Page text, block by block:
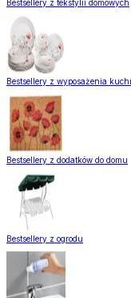
Bestsellery z tekstylii domowych
Bestsellery z wyposażenia
Bestsellery z dodatków do domu
Bestsellery z ogrodu